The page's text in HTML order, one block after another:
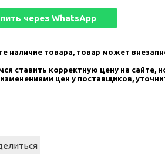
черезWhatsApp
наличие товара, товар может
ставить корректную цену на сайте,
изменениями цен у поставщиков,